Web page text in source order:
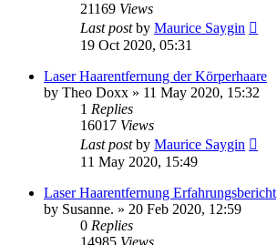
21169 Views
Last postby Maurice Saygin
19 Oct 2020, 05:31
Laser Haarentfernung der Körperhaare
by Theo Doxx » 11 May 2020, 15:32
1 Replies
16017 Views
Last postby Maurice Saygin
11 May 2020, 15:49
Laser Haarentfernung Erfahrungsbericht
by Susanne. » 20 Feb 2020, 12:59
0 Replies
14985 Views